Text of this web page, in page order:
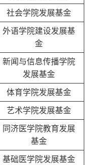
社会学院发展基金
外语学院建设发展基
金
新闻与信息传播学院
发展基金
体育学院发展基金
艺术学院发展基金
同济医学院教育发展
基金
基础医学院发展基金